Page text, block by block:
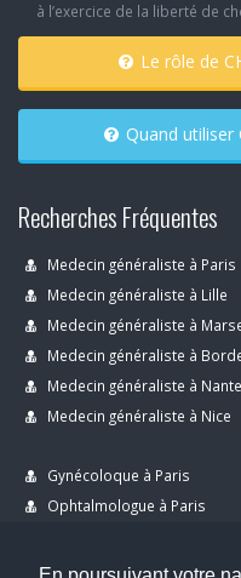
à l’exercice de la liberté de
Recherches Fréquentes
Medecin généraliste à Paris
Medecin généraliste à Lille
Medecin généraliste à
Medecin généraliste à
Medecin généraliste à
Medecin généraliste à Nice
Gynécoloque à Paris
Ophtalmologue à Paris
Dentiste à Paris